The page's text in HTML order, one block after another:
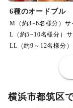
6種のオードブル
M（約3~6名様分）サ
L（約5~10名様分）
LL（約9～12名様分
横浜市都筑区